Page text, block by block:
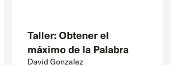
Taller: Obtener el
máximo de la Palabra
David Gonzalez